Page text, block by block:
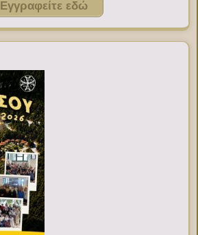
Εγγραφείτε εδώ